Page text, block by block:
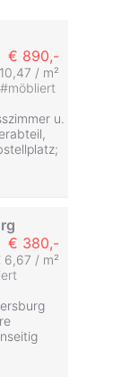
€ 890,-
/ m²
#möbliert
u.
€ 380,-
6,67 / m²